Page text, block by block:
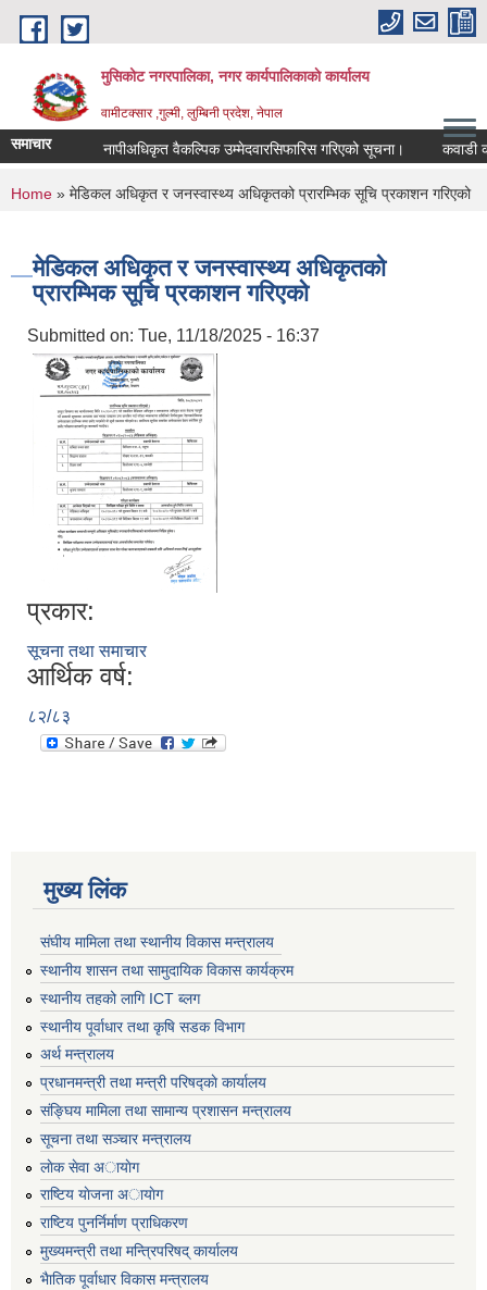
Skip to main content
मुसिकोट नगरपालिका, नगर कार्यपालिकाकाे कार्यालय
वामीटक्सार ,गुल्मी, लुम्बिनी प्रदेश, नेपाल
समाचार नापीअधिकृत वैकल्पिक उम्मेदवारसिफारिस गरिएको सूचना। कवाडी
You are here
Home » मेडिकल अधिकृत र जनस्वास्थ्य अधिकृतको प्रारम्भिक सूचि प्रकाशन गरिएको
मेडिकल अधिकृत र जनस्वास्थ्य अधिकृतको
प्रारम्भिक सूचि प्रकाशन गरिएको
Submitted on: Tue, 11/18/2025 - 16:37
प्रकार:
सूचना तथा समाचार
आर्थिक वर्ष:
८२/८३
मुख्य लिंक
संघीय मामिला तथा स्थानीय विकास मन्त्रालय
स्थानीय शासन तथा सामुदायिक विकास कार्यक्रम
स्थानीय तहको लागि ICT ब्लग
स्थानीय पूर्वाधार तथा कृषि सडक विभाग
अर्थ मन्त्रालय
प्रधानमन्त्री तथा मन्त्री परिषद्काे कार्यालय
संङ्घिय मामिला तथा सामान्य प्रशासन मन्त्रालय
सूचना तथा सञ्चार मन्त्रालय
लाेक सेवा अायाेग
राष्टिय याेजना अायाेग
राष्टिय पुनर्निर्माण प्राधिकरण
मुख्यमन्त्री तथा मन्त्रिपरिषद् कार्यालय
भैातिक पूर्वाधार विकास मन्त्रालय